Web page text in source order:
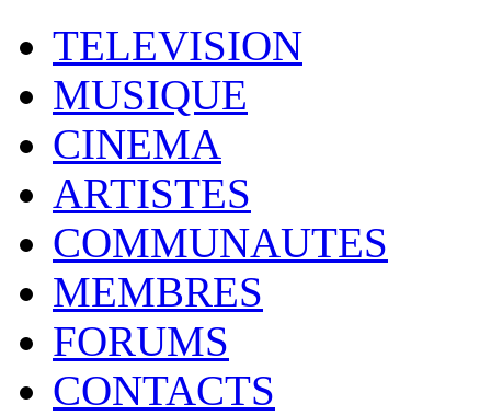
TELEVISION
MUSIQUE
CINEMA
ARTISTES
COMMUNAUTES
MEMBRES
FORUMS
CONTACTS